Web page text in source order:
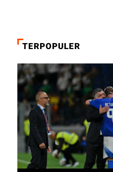
TERPOPULER